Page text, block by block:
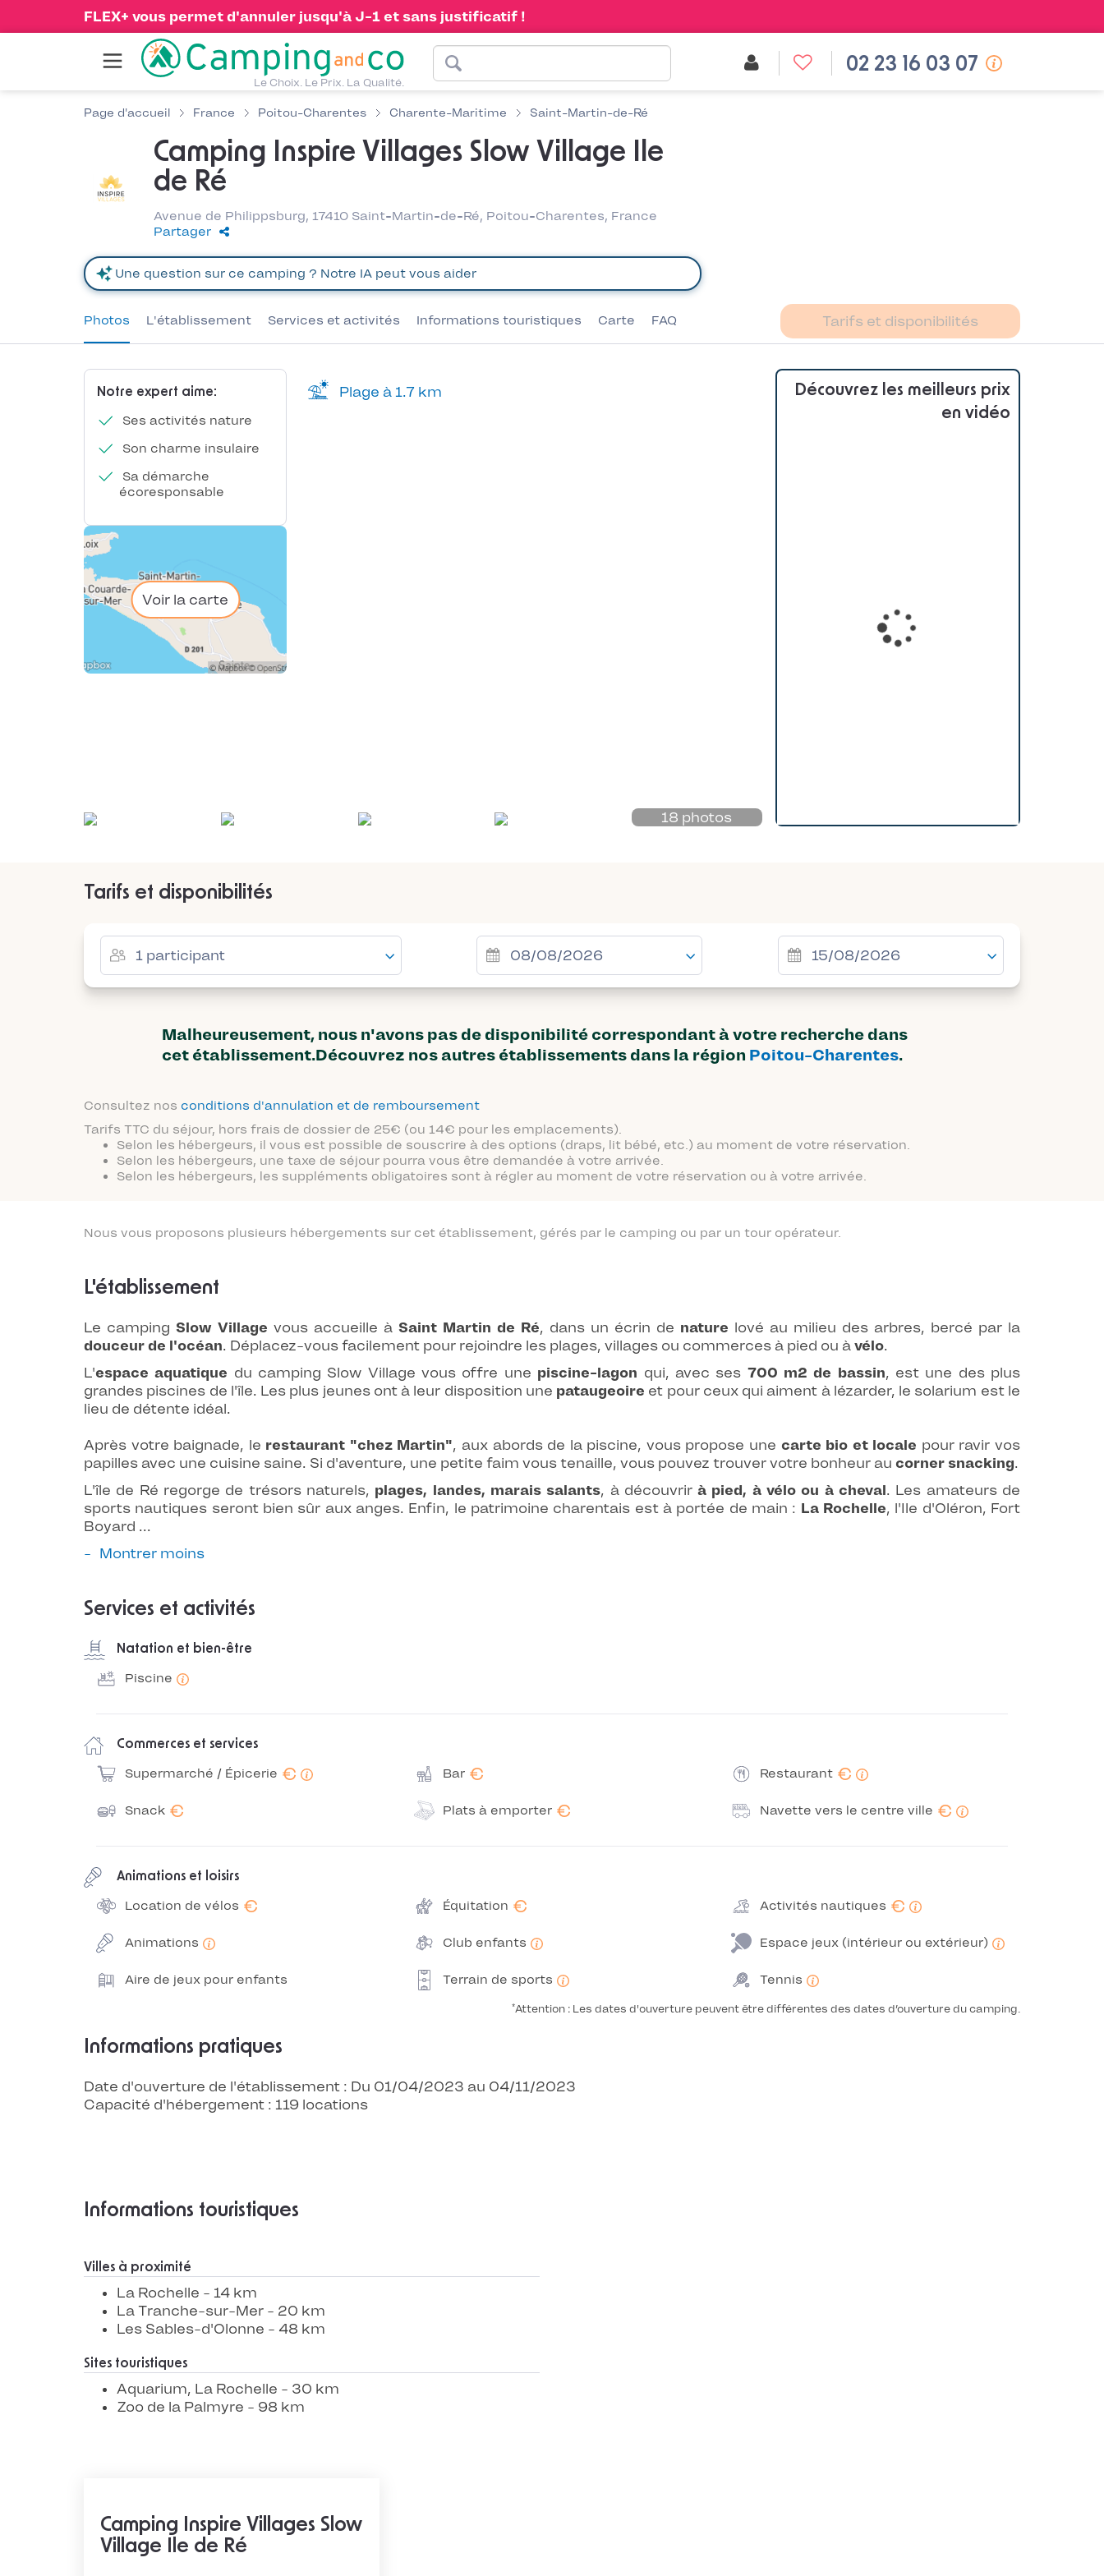
FLEX+ vous permet d'annuler jusqu'à J-1 et sans justificatif !
Le Choix. Le Prix. La Qualité.
02 23 16 03 07
Page d'accueil France Poitou-Charentes Charente-Maritime Saint-Martin-de-Ré
Camping Inspire Villages Slow Village Ile
de Ré
Avenue de Philippsburg, 17410 Saint-Martin-de-Ré, Poitou-Charentes, France
Partager
Photos L'établissement Services et activités Informations touristiques Carte FAQ Tarifs et disponibilités
Notre expert aime:
Ses activités nature
Son charme insulaire
Sa démarche
écoresponsable
Voir la carte
Plage à 1.7 km
18 photos
Découvrez les meilleurs prix
en vidéo
Tarifs et disponibilités
Malheureusement, nous n'avons pas de disponibilité correspondant à votre recherche dans
cet établissement.Découvrez nos autres établissements dans la région Poitou-Charentes.
Consultez nos conditions d'annulation et de remboursement
Tarifs TTC du séjour, hors frais de dossier de 25€ (ou 14€ pour les emplacements).
Selon les hébergeurs, il vous est possible de souscrire à des options (draps, lit bébé, etc.) au moment de votre réservation.
Selon les hébergeurs, une taxe de séjour pourra vous être demandée à votre arrivée.
Selon les hébergeurs, les suppléments obligatoires sont à régler au moment de votre réservation ou à votre arrivée.
Nous vous proposons plusieurs hébergements sur cet établissement, gérés par le camping ou par un tour opérateur.
L'établissement
Le camping Slow Village vous accueille à Saint Martin de Ré, dans un écrin de nature lové au milieu des arbres, bercé par la
douceur de l'océan. Déplacez-vous facilement pour rejoindre les plages, villages ou commerces à pied ou à vélo.
L'espace aquatique du camping Slow Village vous offre une piscine-lagon qui, avec ses 700 m2 de bassin, est une des plus
grandes piscines de l'île. Les plus jeunes ont à leur disposition une pataugeoire et pour ceux qui aiment à lézarder, le solarium est le
lieu de détente idéal.
Après votre baignade, le restaurant "chez Martin", aux abords de la piscine, vous propose une carte bio et locale pour ravir vos
papilles avec une cuisine saine. Si d'aventure, une petite faim vous tenaille, vous pouvez trouver votre bonheur au corner snacking.
L'île de Ré regorge de trésors naturels, plages, landes, marais salants, à découvrirà pied, à vélo ou à cheval. Les amateurs de
sports nautiques seront bien sûr aux anges. Enfin, le patrimoine charentais est à portée de main : La Rochelle, l'Ile d'Oléron, Fort
Boyard ...
Montrer moins
Services et activités
Natation et bien-être
Piscine
Commerces et services
Supermarché / Épicerie € Bar € Restaurant €
Snack € Plats à emporter € Navette vers le centre ville €
Animations et loisirs
Location de vélos € Équitation € Activités nautiques €
Animations Club enfants Espace jeux (intérieur ou extérieur)
Aire de jeux pour enfants Terrain de sports Tennis
*Attention : Les dates d'ouverture peuvent être différentes des dates d’ouverture du camping.
Informations pratiques
Date d'ouverture de l'établissement : Du 01/04/2023 au 04/11/2023
Capacité d'hébergement : 119 locations
Informations touristiques
Villes à proximité
La Rochelle - 14 km
La Tranche-sur-Mer - 20 km
Les Sables-d'Olonne - 48 km
Sites touristiques
Aquarium, La Rochelle - 30 km
Zoo de la Palmyre - 98 km
Camping Inspire Villages Slow
Village Ile de Ré